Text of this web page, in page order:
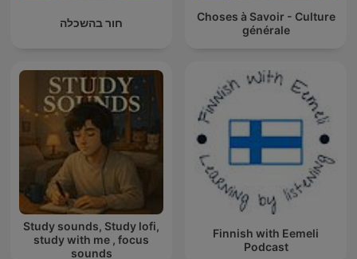
חור בהשכלה
Choses à Savoir - Culture
générale
Study sounds, Study lofi,
study with me , focus
sounds
Finnish with Eemeli
Podcast